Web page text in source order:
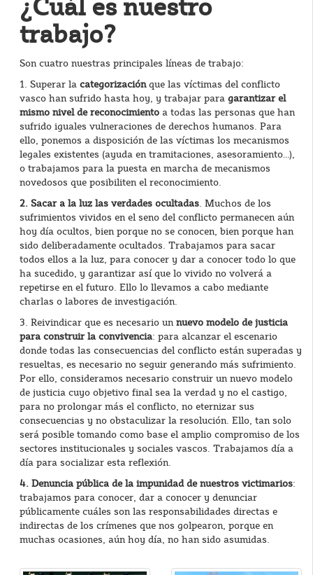
¿Cuál es nuestro
trabajo?
Son cuatro nuestras principales líneas de trabajo:
1. Superar la categorizaciónque las víctimas del conflicto
vasco han sufrido hasta hoy, y trabajar para garantizar el
mismo nivel de reconocimiento a todas las personas que han
sufrido iguales vulneraciones de derechos humanos. Para
ello, ponemos a disposición de las víctimas los mecanismos
legales existentes (ayuda en tramitaciones, asesoramiento…),
o trabajamos para la puesta en marcha de mecanismos
novedosos que posibiliten el reconocimiento.
2. Sacar a la luz las verdades ocultadas. Muchos de los
sufrimientos vividos en el seno del conflicto permanecen aún
hoy día ocultos, bien porque no se conocen, bien porque han
sido deliberadamente ocultados. Trabajamos para sacar
todos ellos a la luz, para conocer y dar a conocer todo lo que
ha sucedido, y garantizar así que lo vivido no volverá a
repetirse en el futuro. Ello lo llevamos a cabo mediante
charlas o labores de investigación.
3. Reivindicar que es necesario un nuevo modelo de justicia
para construir la convivencia: para alcanzar el escenario
donde todas las consecuencias del conflicto están superadas y
resueltas, es necesario no seguir generando más sufrimiento.
Por ello, consideramos necesario construir un nuevo modelo
de justicia cuyo objetivo final sea la verdad y no el castigo,
para no prolongar más el conflicto, no eternizar sus
consecuencias y no obstaculizar la resolución. Ello, tan solo
será posible tomando como base el amplio compromiso de los
sectores institucionales y sociales vascos. Trabajamos día a
día para socializar esta reflexión.
4. Denuncia pública de la impunidad de nuestros victimarios:
trabajamos para conocer, dar a conocer y denunciar
públicamente cuáles son las responsabilidades directas e
indirectas de los crímenes que nos golpearon, porque en
muchas ocasiones, aún hoy día, no han sido asumidas.